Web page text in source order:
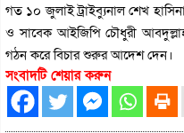
গত ১০ জুলাই ট্রাইব্যুনাল শেখ হাসিনা,
ও সাবেক আইজিপি চৌধুরী
গঠন করে বিচার শুরুর আদেশ দেন।
সংবাদটি শেয়ার করুন